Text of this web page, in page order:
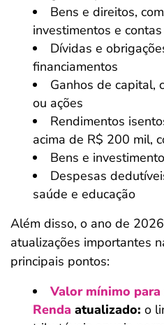
Bens e direitos,
investimentos e
Dívidas e
financiamentos
Ganhos de capital,
ou ações
Rendimentos
acima de R$ 200 mil,
Bens e
Despesas
saúde e educação
Além disso, o ano de
atualizações importantes
principais pontos:
Valor mínimo
Renda atualizado: o